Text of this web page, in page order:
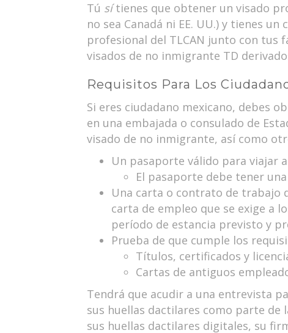
Tú sítienes que obtener un visado
no sea Canadá ni EE. UU.) y tienes
profesional del TLCAN junto con tus
visados de no inmigrante TD
Requisitos Para Los
Si eres ciudadano mexicano, debes
en una embajada o consulado de
visado de no inmigrante, así como
Un pasaporte válido para viajar a
El pasaporte debe tener
Una carta o contrato de trabajo
carta de empleo que se exige a
período de estancia previsto y
Prueba de que cumple los
Títulos, certificados y
Cartas de antiguos
Tendrá que acudir a una entrevista
sus huellas dactilares como parte de
sus huellas dactilares digitales, su